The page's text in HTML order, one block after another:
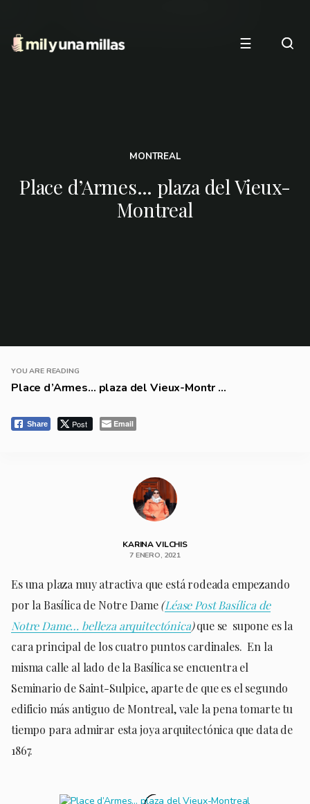
☰
MONTREAL
Place d’Armes… plaza del Vieux-
Montreal
YOU ARE READING
Place d’Armes… plaza del Vieux-Montr ...
Share Post Email
KARINA VILCHIS
7 ENERO, 2021
Es una plaza muy atractiva que está rodeada empezando
por la Basílica de Notre Dame(Léase Post Basílica de
Notre Dame… belleza arquitectónica)que se supone es la
cara principal de los cuatro puntos cardinales. En la
misma calle al lado de la Basílica se encuentra el
Seminario de Saint-Sulpice, aparte de que es el segundo
edificio más antiguo de Montreal, vale la pena tomarte tu
tiempo para admirar esta joya arquitectónica que data de
1867.